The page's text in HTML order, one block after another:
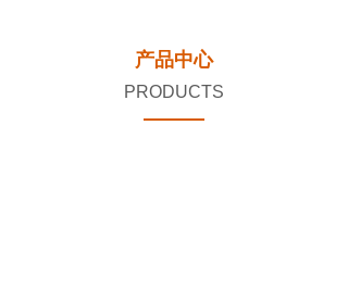
产品中心
PRODUCTS